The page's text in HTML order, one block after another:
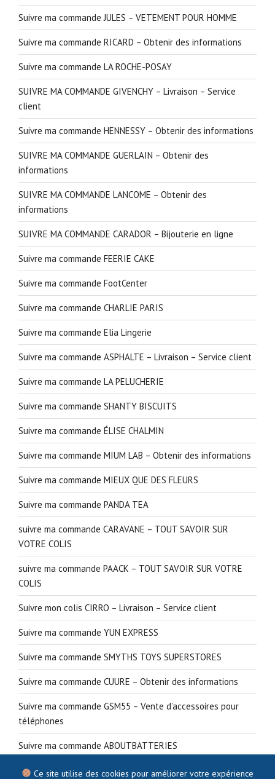
Suivre ma commande JULES – VETEMENT POUR HOMME
Suivre ma commande RICARD – Obtenir des informations
Suivre ma commande LA ROCHE-POSAY
SUIVRE MA COMMANDE GIVENCHY – Livraison – Service
client
Suivre ma commande HENNESSY – Obtenir des informations
SUIVRE MA COMMANDE GUERLAIN – Obtenir des
informations
SUIVRE MA COMMANDE LANCOME – Obtenir des
informations
SUIVRE MA COMMANDE CARADOR – Bijouterie en ligne
Suivre ma commande FEERIE CAKE
Suivre ma commande FootCenter
Suivre ma commande CHARLIE PARIS
Suivre ma commande Elia Lingerie
Suivre ma commande ASPHALTE – Livraison – Service client
Suivre ma commande LA PELUCHERIE
Suivre ma commande SHANTY BISCUITS
Suivre ma commande ÉLISE CHALMIN
Suivre ma commande MIUM LAB – Obtenir des informations
Suivre ma commande MIEUX QUE DES FLEURS
Suivre ma commande PANDA TEA
suivre ma commande CARAVANE – TOUT SAVOIR SUR
VOTRE COLIS
suivre ma commande PAACK – TOUT SAVOIR SUR VOTRE
COLIS
Suivre mon colis CIRRO – Livraison – Service client
Suivre ma commande YUN EXPRESS
Suivre ma commande SMYTHS TOYS SUPERSTORES
Suivre ma commande CUURE – Obtenir des informations
Suivre ma commande GSM55 – Vente d’accessoires pour
téléphones
Suivre ma commande ABOUTBATTERIES
Ce site utilise des cookies pour améliorer votre expérience